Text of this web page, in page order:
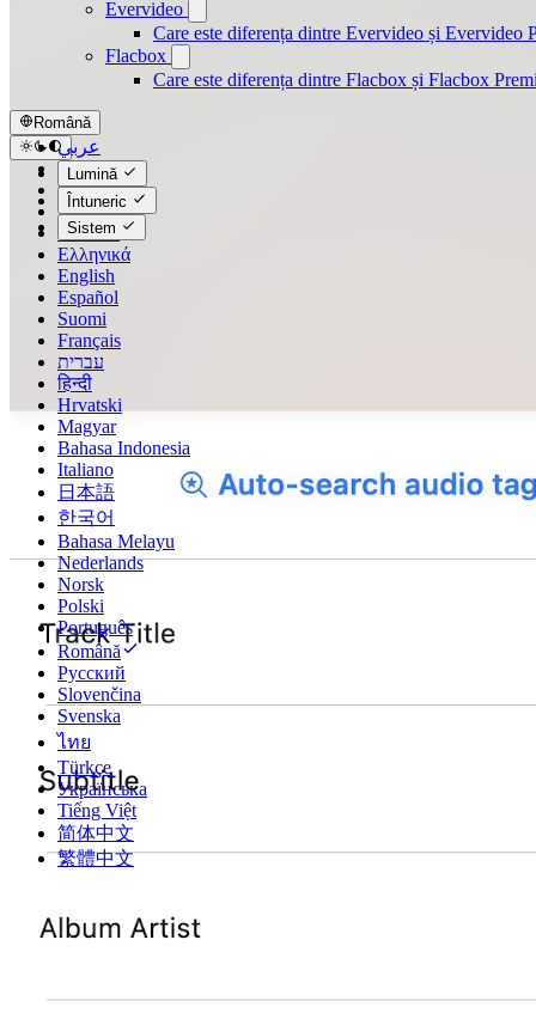
Evervideo
Care este diferența dintre Evervideo și Evervideo
Flacbox
Care este diferența dintre Flacbox și Flacbox
Română
عربي
Català
Čeština
Dansk
Deutsch
Ελληνικά
English
Español
Suomi
Français
עברית
हिन्दी
Hrvatski
Magyar
Bahasa Indonesia
Italiano
日本語
한국어
Bahasa Melayu
Nederlands
Norsk
Polski
Português
Română
Русский
Slovenčina
Svenska
ไทย
Türkçe
Українська
Tiếng Việt
简体中文
繁體中文
Lumină
Întuneric
Sistem